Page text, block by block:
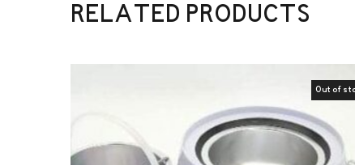
RELATED PRODUCTS
Out of